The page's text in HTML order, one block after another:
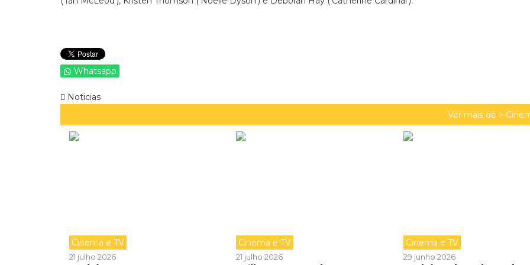
Whatsapp
Noticias
Ver mais de >
Cinema e TV
21 julho 2026
Cinema e TV
21 julho 2026
Cinema e TV
29 junho 2026